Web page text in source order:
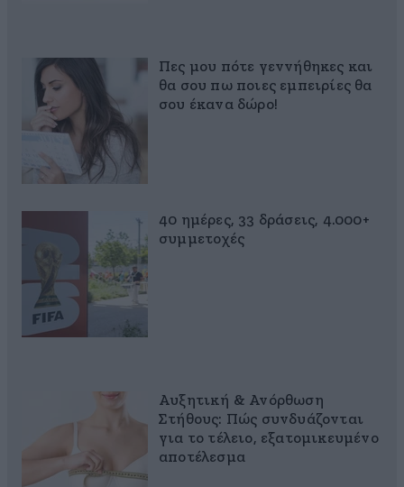
Πες μου πότε γεννήθηκες και
θα σου πω ποιες εμπειρίες θα
σου έκανα δώρο!
40 ημέρες, 33 δράσεις, 4.000+
συμμετοχές
Αυξητική & Ανόρθωση
Στήθους: Πώς συνδυάζονται
για το τέλειο, εξατομικευμένο
αποτέλεσμα